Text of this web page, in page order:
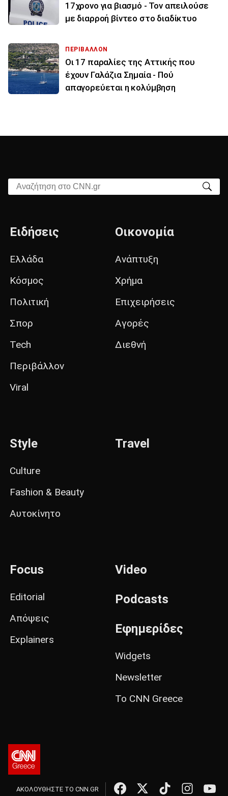
17χρονο για βιασμό - Τον απειλούσε
με διαρροή βίντεο στο διαδίκτυο
ΠΕΡΙΒΑΛΛΟΝ
Οι 17 παραλίες της Αττικής που
έχουν Γαλάζια Σημαία - Πού
απαγορεύεται η κολύμβηση
Αναζήτηση στο CNN.gr
Ειδήσεις
Ελλάδα
Κόσμος
Πολιτική
Σπορ
Tech
Περιβάλλον
Viral
Οικονομία
Ανάπτυξη
Χρήμα
Επιχειρήσεις
Αγορές
Διεθνή
Style
Culture
Fashion & Beauty
Αυτοκίνητο
Travel
Focus
Editorial
Απόψεις
Explainers
Video
Podcasts
Εφημερίδες
Widgets
Newsletter
Το CNN Greece
ΑΚΟΛΟΥΘΗΣΤΕ ΤΟ CNN.GR